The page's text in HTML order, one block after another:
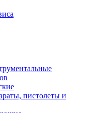
пистолеты и